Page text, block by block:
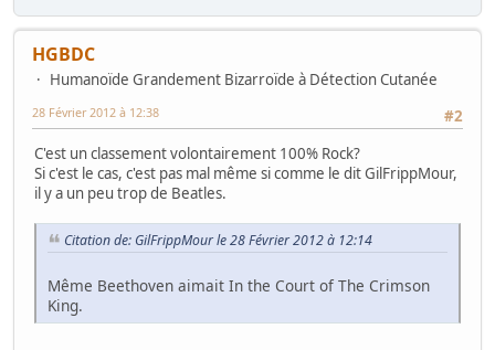
HGBDC
Humanoïde Grandement Bizarroïde à Détection Cutanée
#2
28 Février 2012 à 12:38
C'est un classement volontairement 100% Rock?
Si c'est le cas, c'est pas mal même si comme le dit GilFrippMour,
il y a un peu trop de Beatles.
Citation de: GilFrippMour le 28 Février 2012 à 12:14
Même Beethoven aimait In the Court of The Crimson
King.